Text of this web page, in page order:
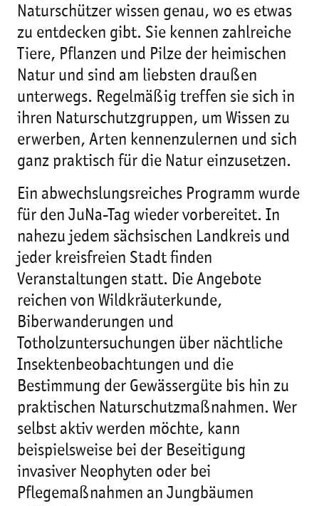
Naturschützer wissen genau, wo es etwas
zu entdecken gibt. Sie kennen zahlreiche
Tiere, Pflanzen und Pilze der heimischen
Natur und sind am liebsten draußen
unterwegs. Regelmäßig treffen sie sich in
ihren Naturschutzgruppen, um Wissen zu
erwerben, Arten kennenzulernen und sich
ganz praktisch für die Natur einzusetzen.
Ein abwechslungsreiches Programm wurde
für den JuNa-Tag wieder vorbereitet. In
nahezu jedem sächsischen Landkreis und
jeder kreisfreien Stadt finden
Veranstaltungen statt. Die Angebote
reichen von Wildkräuterkunde,
Biberwanderungen und
Totholzuntersuchungen über nächtliche
Insektenbeobachtungen und die
Bestimmung der Gewässergüte bis hin zu
praktischen Naturschutzmaßnahmen. Wer
selbst aktiv werden möchte, kann
beispielsweise bei der Beseitigung
invasiver Neophyten oder bei
Pflegemaßnahmen an Jungbäumen